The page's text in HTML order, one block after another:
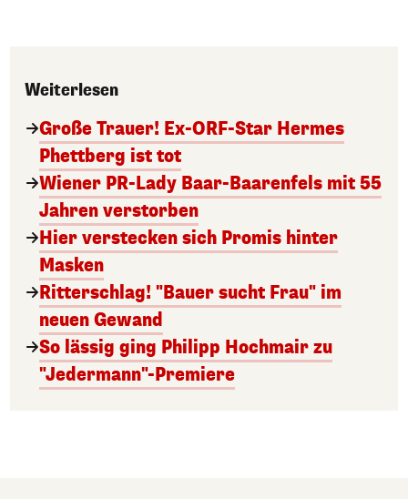
Weiterlesen
Große Trauer! Ex-ORF-Star Hermes
Phettberg ist tot
Wiener PR-Lady Baar-Baarenfels mit 55
Jahren verstorben
Hier verstecken sich Promis hinter
Masken
Ritterschlag! "Bauer sucht Frau" im
neuen Gewand
So lässig ging Philipp Hochmair zu
"Jedermann"-Premiere